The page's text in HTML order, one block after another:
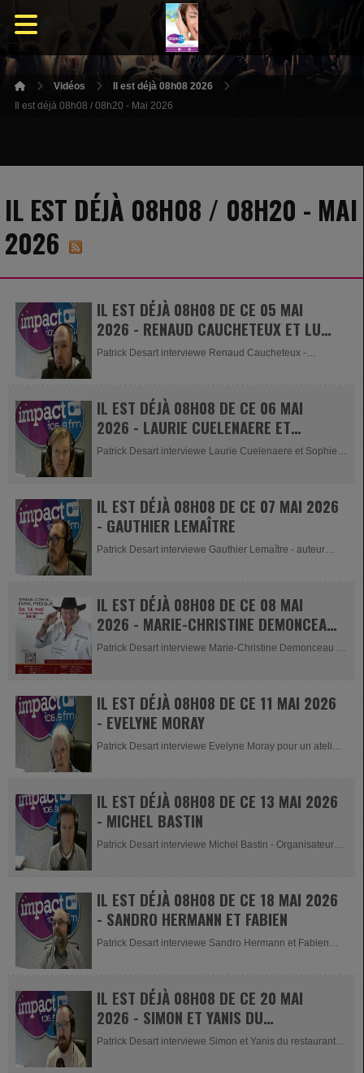
Vidéos
Il est déjà 08h08 2026
Il est déjà 08h08 / 08h20 - Mai 2026
IL EST DÉJÀ 08H08 / 08H20 - MAI
2026
IL EST DÉJÀ 08H08 DE CE 05 MAI
2026 - RENAUD CAUCHETEUX ET LUCA
BONAFFINI
Patrick Desart interviewe Renaud Caucheteux -
IL EST DÉJÀ 08H08 DE CE 06 MAI
2026 - LAURIE CUELENAERE ET
SOPHIE BERNES
Patrick Desart interviewe Laurie Cuelenaere et Sophie
IL EST DÉJÀ 08H08 DE CE 07 MAI 2026
- GAUTHIER LEMAÎTRE
Patrick Desart interviewe Gauthier Lemaître - auteur
IL EST DÉJÀ 08H08 DE CE 08 MAI
2026 - MARIE-CHRISTINE DEMONCEAU
ET MARC WITVROUW
Patrick Desart interviewe Marie-Christine Demonceau -
IL EST DÉJÀ 08H08 DE CE 11 MAI 2026
- EVELYNE MORAY
Patrick Desart interviewe Evelyne Moray pour un atelier
IL EST DÉJÀ 08H08 DE CE 13 MAI 2026
- MICHEL BASTIN
Patrick Desart interviewe Michel Bastin - Organisateur
IL EST DÉJÀ 08H08 DE CE 18 MAI 2026
- SANDRO HERMANN ET FABIEN
Patrick Desart interviewe Sandro Hermann et Fabien
IL EST DÉJÀ 08H08 DE CE 20 MAI
2026 - SIMON ET YANIS DU
RESTAURANT CALIDA
Patrick Desart interviewe Simon et Yanis du restaurant